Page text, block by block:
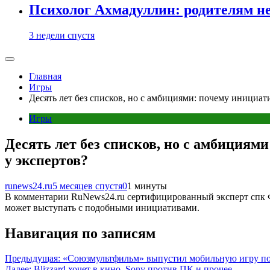
Психолог Ахмадуллин: родителям
3 недели спустя
Главная
Игры
Десять лет без списков, но с амбициями: почему
Игры
Десять лет без списков, но с
у экспертов?
runews24.ru5 месяцев спустя01 минуты
В комментарии RuNews24.ru сертифицированный эксперт
может выступать с подобными инициативами.
Навигация по записям
Предыдущая: «Союзмультфильм» выпустил мобильную игру